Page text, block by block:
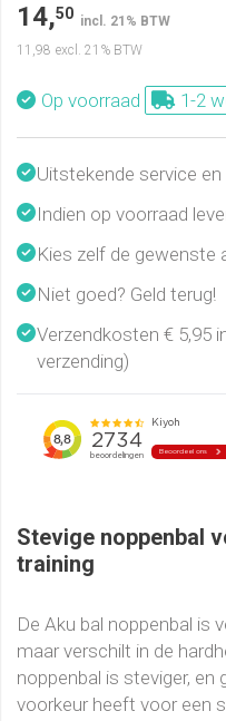
14,50 incl. 21% BTW
11,98 excl. 21% BTW
Op voorraad 1-2
Uitstekende service
Indien op voorraad
Kies zelf de gewenste
Niet goed? Geld terug!
Verzendkosten € 5,95
verzending)
Stevige noppenbal
training
De Aku bal noppenbal is
maar verschilt in de
noppenbal is steviger, en
voorkeur heeft voor een